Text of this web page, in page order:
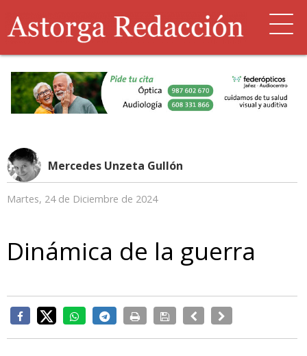
Mercedes Unzeta Gullón
Martes, 24 de Diciembre de 2024
Dinámica de la guerra